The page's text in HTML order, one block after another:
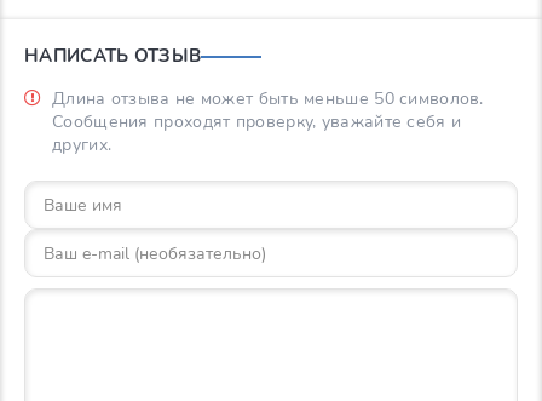
НАПИСАТЬ ОТЗЫВ
Длина отзыва не может быть меньше 50 символов.
Сообщения проходят проверку, уважайте себя и
других.